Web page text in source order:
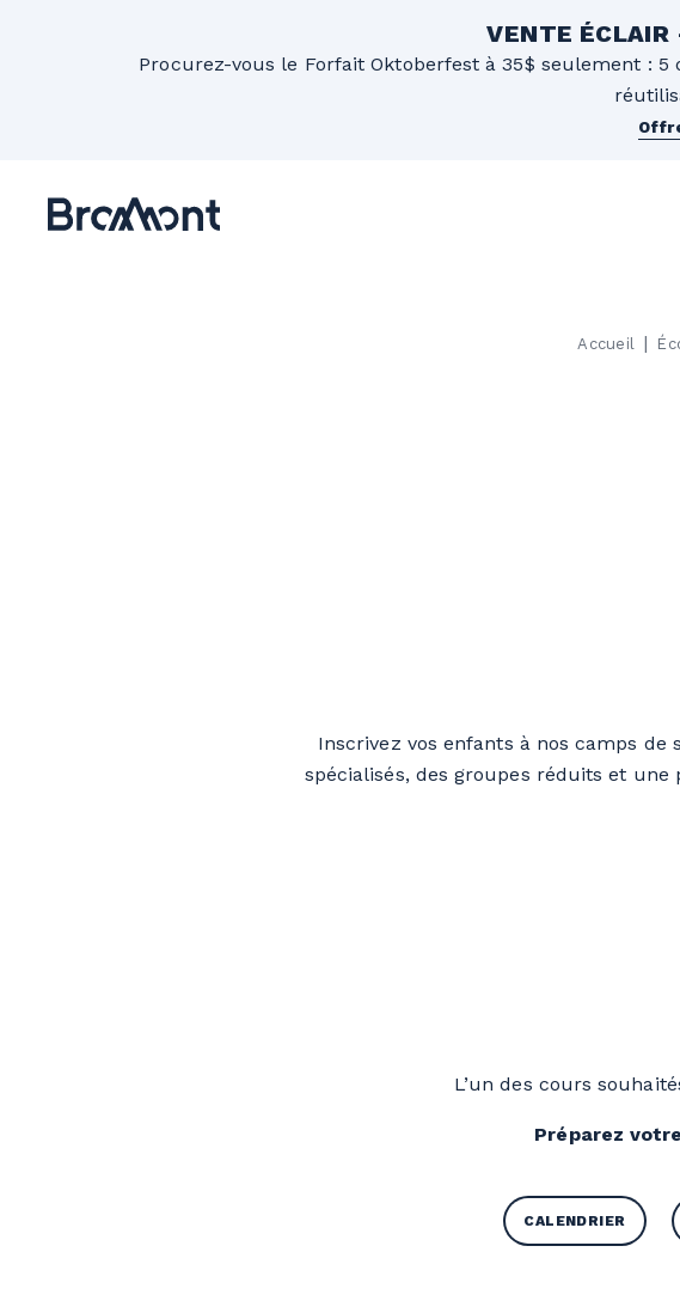
VENTE ÉCLAIR
Procurez-vous le Forfait Oktoberfest à 35$ seulement :
Accueil |
Inscrivez vos enfants à nos camps
spécialisés, des groupes réduits et
L’un des cours
Préparez
CALENDRIER